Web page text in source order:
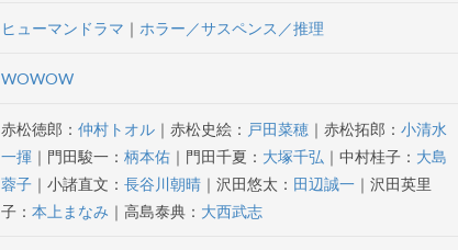
ヒューマンドラマ ｜ ホラー／サスペンス／推理
WOWOW
赤松徳郎：仲村トオル ｜赤松史絵： 戸田菜穂 ｜赤松拓郎：小清水
一揮 ｜門田駿一：柄本佑 ｜門田千夏： 大塚千弘 ｜中村桂子： 大島
蓉子 ｜小諸直文：長谷川朝晴 ｜沢田悠太： 田辺誠一 ｜沢田英里
子：本上まなみ ｜高島泰典： 大西武志